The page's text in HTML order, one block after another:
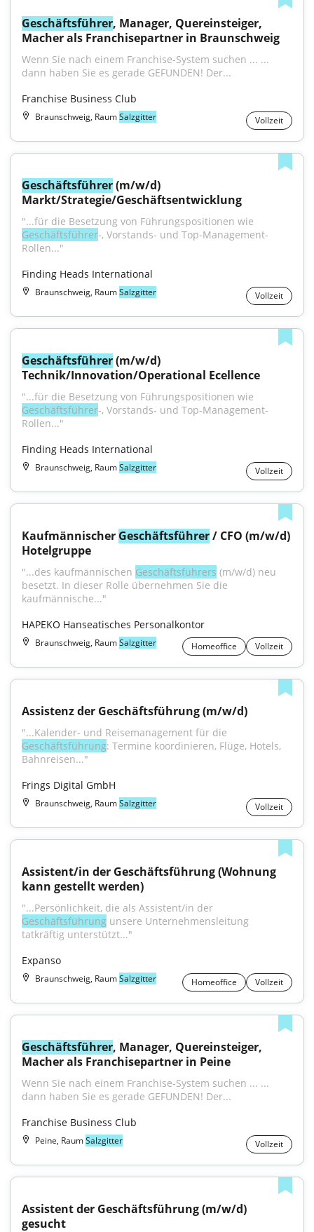
Geschäftsführer, Manager, Quereinsteiger,
Macher als Franchisepartner in Braunschweig
Wenn Sie nach einem Franchise-System suchen ... ...
dann haben Sie es gerade GEFUNDEN! Der...
Franchise Business Club
Braunschweig, RaumSalzgitter Vollzeit
Geschäftsführer (m/w/d)
Markt/Strategie/Geschäftsentwicklung
Geschäftsführer-, Vorstands- und Top-Management-
Rollen..."
Finding Heads International
Braunschweig, RaumSalzgitter Vollzeit
Geschäftsführer (m/w/d)
Technik/Innovation/Operational Ecellence
Geschäftsführer-, Vorstands- und Top-Management-
Rollen..."
Finding Heads International
Braunschweig, RaumSalzgitter Vollzeit
Kaufmännischer Geschäftsführer / CFO (m/w/d)
Hotelgruppe
"...des kaufmännischen Geschäftsführers (m/w/d) neu
besetzt. In dieser Rolle übernehmen Sie die
kaufmännische..."
HAPEKO Hanseatisches Personalkontor
Braunschweig, RaumSalzgitter Homeoffice Vollzeit
Assistenz der Geschäftsführung (m/w/d)
Geschäftsführung: Termine koordinieren, Flüge, Hotels,
Bahnreisen..."
Frings Digital GmbH
Braunschweig, RaumSalzgitter Vollzeit
Assistent/in der Geschäftsführung (Wohnung
kann gestellt werden)
Geschäftsführung unsere Unternehmensleitung
tatkräftig unterstützt..."
Expanso
Braunschweig, RaumSalzgitter Homeoffice Vollzeit
Geschäftsführer, Manager, Quereinsteiger,
Macher als Franchisepartner in Peine
Wenn Sie nach einem Franchise-System suchen ... ...
dann haben Sie es gerade GEFUNDEN! Der...
Franchise Business Club
Peine, RaumSalzgitter Vollzeit
Assistent der Geschäftsführung (m/w/d)
gesucht